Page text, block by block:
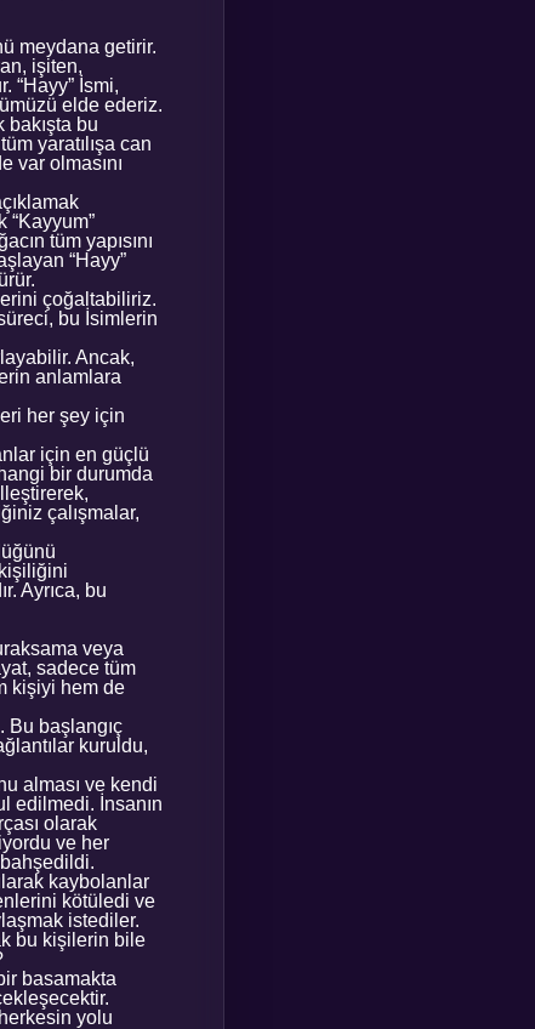
meydana getirir.
işiten,
“Hayy” İsmi,
elde ederiz.
bakışta bu
yaratılışa can
var olmasını
“Kayyum”
tüm yapısını
“Hayy”
çoğaltabiliriz.
bu İsimlerin
Ancak,
anlamlara
her şey için
için en güçlü
bir durumda
çalışmalar,
Ayrıca, bu
veya
sadece tüm
kişiyi hem de
Bu başlangıç
kuruldu,
alması ve kendi
edilmedi. İnsanın
olarak
ve her
kaybolanlar
kötüledi ve
istediler.
bu kişilerin bile
basamakta
yolu